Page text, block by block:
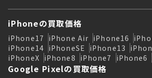
iPhoneの買取価格
iPhone17 iPhone Air iPhone16
iPhone14 iPhoneSE iPhone13
iPhoneX iPhone8 iPhone7 iPhone6
Google Pixelの買取価格